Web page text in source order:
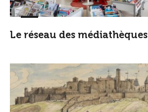
Le réseau des médiathèques